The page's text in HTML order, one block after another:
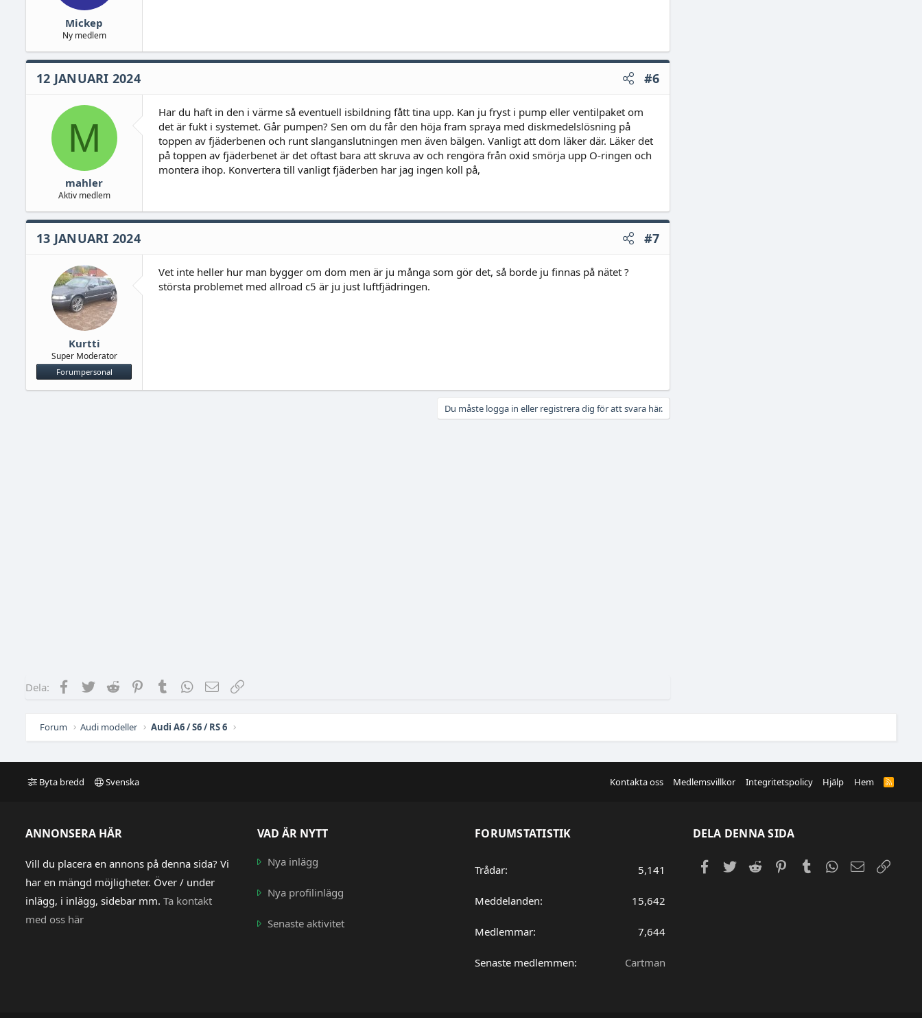
Mickep
Ny medlem
12 JANUARI 2024 #6
M
mahler
Aktiv medlem
Har du haft in den i värme så eventuell isbildning fått tina upp. Kan ju fryst i pump eller ventilpaket om
det är fukt i systemet. Går pumpen? Sen om du får den höja fram spraya med diskmedelslösning på
toppen av fjäderbenen och runt slanganslutningen men även bälgen. Vanligt att dom läker där. Läker det
på toppen av fjäderbenet är det oftast bara att skruva av och rengöra från oxid smörja upp O-ringen och
montera ihop. Konvertera till vanligt fjäderben har jag ingen koll på,
13 JANUARI 2024 #7
Kurtti
Super Moderator
Forumpersonal
Vet inte heller hur man bygger om dom men är ju många som gör det, så borde ju finnas på nätet ?
största problemet med allroad c5 är ju just luftfjädringen.
Du måste logga in eller registrera dig för att svara här.
Dela: Facebook
TwitterReddit PinterestTumblrWhatsApp
E-postLänk
Forum Audi modeller Audi A6 / S6 / RS 6
Byta bredd Svenska Kontakta oss Medlemsvillkor Integritetspolicy Hjälp Hem
R
ANNONSERA HÄR
Vill du placera en annons på denna sida? Vi
har en mängd möjligheter. Över / under
inlägg, i inlägg, sidebar mm. Ta kontakt
med oss här
VAD ÄR NYTT
Nya inlägg
Nya profilinlägg
Senaste aktivitet
FORUMSTATISTIK
Trådar 5,141
Meddelanden 15,642
Medlemmar 7,644
Senaste medlemmen Cartman
DELA DENNA SIDA
Facebook
TwitterReddit PinterestTumblrWhatsApp
E-postLänk